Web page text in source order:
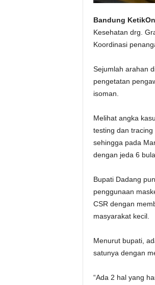
Bandung
Kesehatan drg.
Koordinasi
Sejumlah arahan
pengetatan
isoman.
Melihat angka
testing dan
sehingga pada
dengan jeda 6
Bupati Dadang
penggunaan
CSR dengan
masyarakat kecil.
Menurut bupati,
satunya dengan
“Ada 2 hal yang